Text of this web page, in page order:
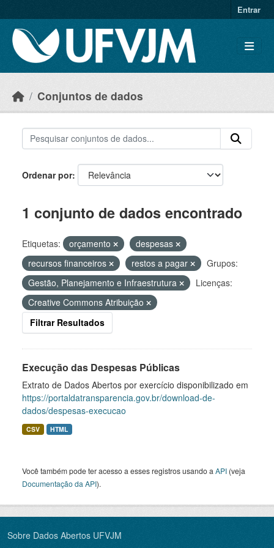
Entrar
Conjuntos de dados
Ordenar por
1 conjunto de dados encontrado
Etiquetas: orçamento
despesas
recursos financeiros
restos a pagar
Grupos:
Gestão, Planejamento e Infraestrutura
Licenças:
Creative Commons Atribuição
Filtrar Resultados
Execução das Despesas Públicas
Extrato de Dados Abertos por exercício disponibilizado em
https://portaldatransparencia.gov.br/download-de-
dados/despesas-execucao
CSV HTML
Você também pode ter acesso a esses registros usando a API (veja
Documentação da API).
Sobre Dados Abertos UFVJM